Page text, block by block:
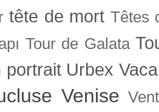
tête de mort Têtes
Tour de Galata
portrait Urbex
Venise